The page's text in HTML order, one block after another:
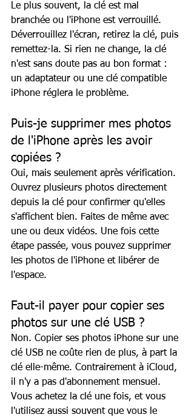
Le plus souvent, la clé est mal
branchée ou l'iPhone est verrouillé.
Déverrouillez l'écran, retirez la clé, puis
remettez-la. Si rien ne change, la clé
n'est sans doute pas au bon format :
un adaptateur ou une clé compatible
iPhone réglera le problème.
Puis-je supprimer mes photos
de l'iPhone après les avoir
copiées ?
Oui, mais seulement après vérification.
Ouvrez plusieurs photos directement
depuis la clé pour confirmer qu'elles
s'affichent bien. Faites de même avec
une ou deux vidéos. Une fois cette
étape passée, vous pouvez supprimer
les photos de l'iPhone et libérer de
l'espace.
Faut-il payer pour copier ses
photos sur une clé USB ?
Non. Copier ses photos iPhone sur une
clé USB ne coûte rien de plus, à part la
clé elle-même. Contrairement à iCloud,
il n'y a pas d'abonnement mensuel.
Vous achetez la clé une fois, et vous
l'utilisez aussi souvent que vous le